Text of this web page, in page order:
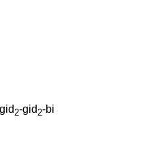
2-gid2-bi